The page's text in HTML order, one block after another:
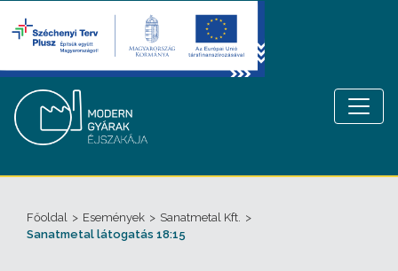
Főoldal > Események > Sanatmetal Kft. >
Sanatmetal látogatás 18:15